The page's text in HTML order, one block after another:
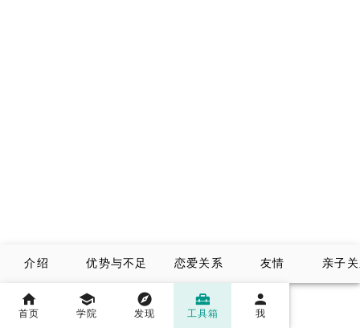
介绍 优势与不足 恋爱关系 友情 亲子
首页 学院 发现 工具箱 我